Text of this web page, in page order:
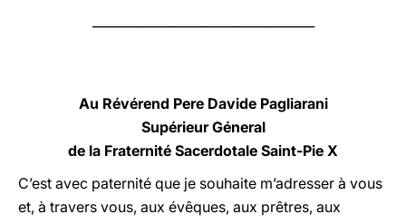
Au Révérend Pere Davide Pagliarani
Supérieur Géneral
de la Fraternité Sacerdotale Saint-Pie X
C’est avec paternité que je souhaite m’adresser à vous
et, à travers vous, aux évêques, aux prêtres, aux